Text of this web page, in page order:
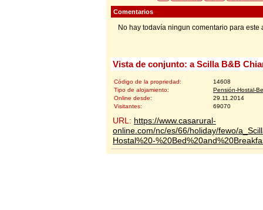
Comentarios
No hay todavía ningun comentario para este
Vista de conjunto: a Scilla B&B
Código de la propriedad:
14608
Tipo de alojamiento:
Pensión-Hostal-
Online desde:
29.11.2014
Visitantes:
69070
URL: https://www.casarural-
online.com/nc/es/66/holiday/fewo/
Hostal%20-